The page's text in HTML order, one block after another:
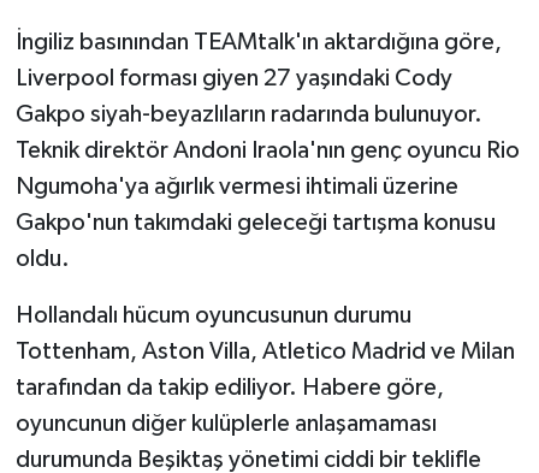
İngiliz basınından TEAMtalk'ın aktardığına göre,
Liverpool forması giyen 27 yaşındaki Cody
Gakpo siyah-beyazlıların radarında bulunuyor.
Teknik direktör Andoni Iraola'nın genç oyuncu Rio
Ngumoha'ya ağırlık vermesi ihtimali üzerine
Gakpo'nun takımdaki geleceği tartışma konusu
oldu.
Hollandalı hücum oyuncusunun durumu
Tottenham, Aston Villa, Atletico Madrid ve Milan
tarafından da takip ediliyor. Habere göre,
oyuncunun diğer kulüplerle anlaşamaması
durumunda Beşiktaş yönetimi ciddi bir teklifle